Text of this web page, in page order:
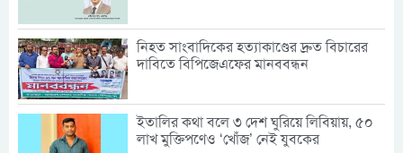
নিহত সাংবাদিকের হত্যাকাণ্ডের দ্রুত বিচারের
দাবিতে বিপিজেএফের মানববন্ধন
ইতালির কথা বলে ৩ দেশ ঘুরিয়ে লিবিয়ায়, ৫০
লাখ মুক্তিপণেও ‘খোঁজ’ নেই যুবকের